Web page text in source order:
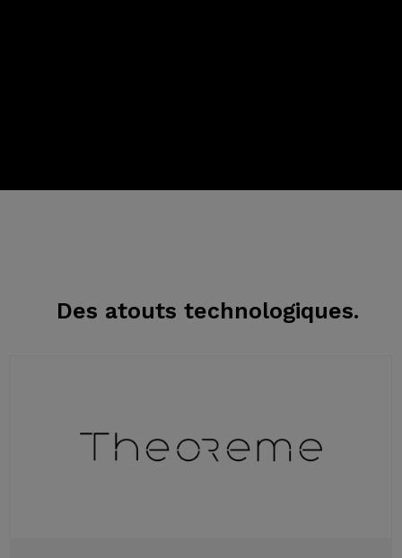
Des atouts technologiques.